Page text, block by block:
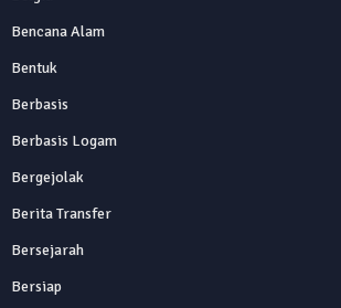
Bencana Alam
Bentuk
Berbasis
Berbasis Logam
Bergejolak
Berita Transfer
Bersejarah
Bersiap